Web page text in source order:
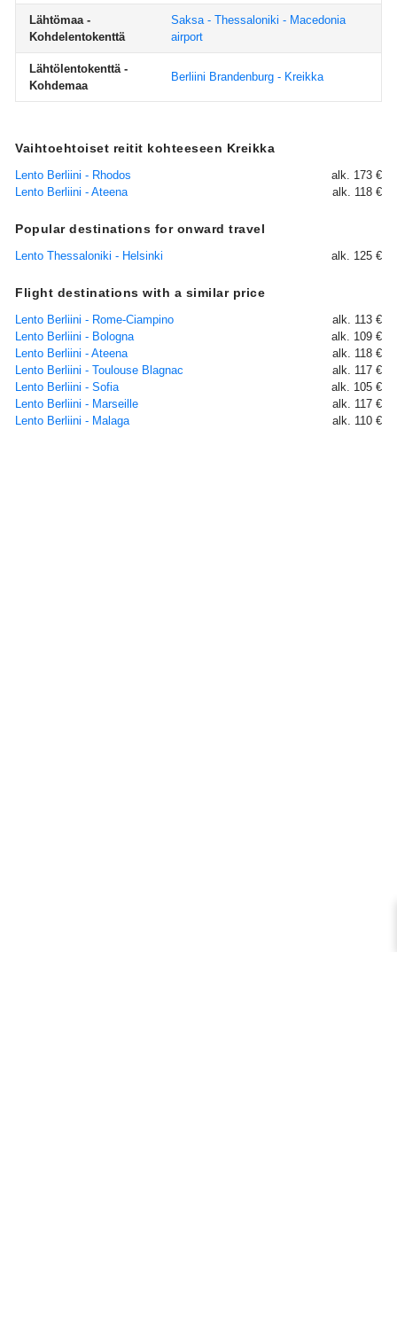
Lähtömaa -
Kohdelentokenttä
Saksa - Thessaloniki - Macedonia
airport
Lähtölentokenttä -
Kohdemaa
Berliini Brandenburg - Kreikka
Vaihtoehtoiset reitit kohteeseen Kreikka
Lento Berliini - Rhodos
alk. 173 €
Lento Berliini - Ateena
alk. 118 €
Popular destinations for onward travel
Lento Thessaloniki - Helsinki alk. 125 €
Flight destinations with a similar price
Lento Berliini - Rome-Ciampino
alk. 113 €
Lento Berliini - Bologna
alk. 109 €
Lento Berliini - Ateena
alk. 118 €
Lento Berliini - Toulouse Blagnac
alk. 117 €
Lento Berliini - Sofia
alk. 105 €
Lento Berliini - Marseille
alk. 117 €
Lento Berliini - Malaga
alk. 110 €